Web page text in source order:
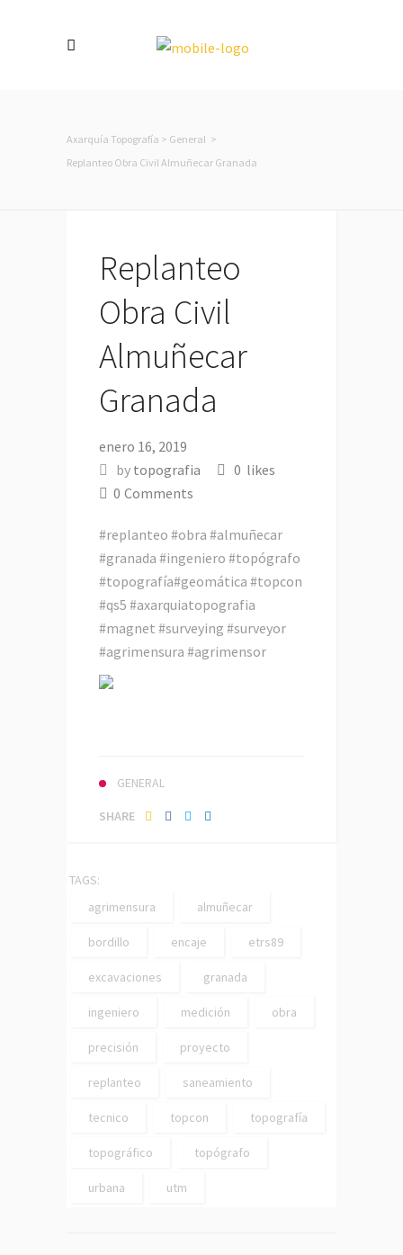
Axarquía Topografía > General >
Replanteo Obra Civil Almuñecar Granada
Replanteo
Obra Civil
Almuñecar
Granada
enero 16, 2019
by topografia 0 likes
0 Comments
#replanteo #obra #almuñecar
#granada #ingeniero #topógrafo
#topografía#geomática #topcon
#qs5 #axarquiatopografia
#magnet #surveying #surveyor
#agrimensura #agrimensor
GENERAL
SHARE
TAGS:
agrimensura
almuñecar
bordillo encaje etrs89
excavaciones granada
ingeniero medición obra
precisión proyecto
replanteo saneamiento
tecnico topcon topografía
topográfico topógrafo
urbana utm